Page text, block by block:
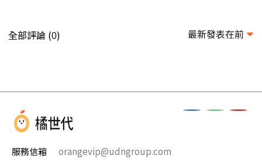
全部評論 (0) 最新發表在前
服務信箱
orangevip@udngroup.com